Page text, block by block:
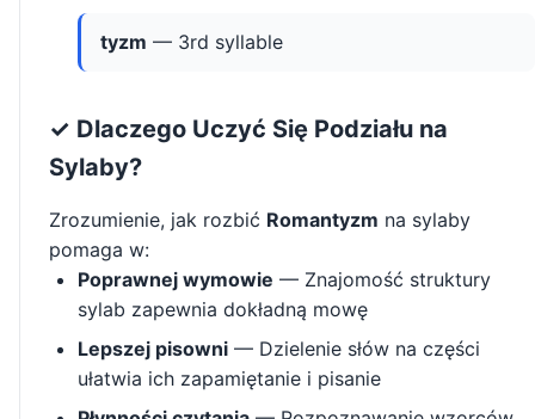
tyzm — 3rd syllable
✓ Dlaczego Uczyć Się Podziału na
Sylaby?
Zrozumienie, jak rozbić Romantyzm na sylaby
pomaga w:
Poprawnej wymowie — Znajomość struktury
sylab zapewnia dokładną mowę
Lepszej pisowni — Dzielenie słów na części
ułatwia ich zapamiętanie i pisanie